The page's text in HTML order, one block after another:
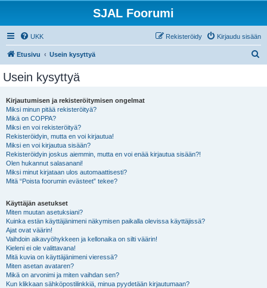
SJAL Foorumi
UKK Kirjaudu sisään
Rekisteröidy
Etusivu Usein kysyttyä
Usein kysyttyä
Kirjautumisen ja rekisteröitymisen ongelmat
Miksi minun pitää rekisteröityä?
Mikä on COPPA?
Miksi en voi rekisteröityä?
Rekisteröidyin, mutta en voi kirjautua!
Miksi en voi kirjautua sisään?
Rekisteröidyin joskus aiemmin, mutta en voi enää kirjautua sisään?!
Olen hukannut salasanani!
Miksi minut kirjataan ulos automaattisesti?
Mitä “Poista foorumin evästeet” tekee?
Käyttäjän asetukset
Miten muutan asetuksiani?
Kuinka estän käyttäjänimeni näkymisen paikalla olevissa käyttäjissä?
Ajat ovat väärin!
Vaihdoin aikavyöhykkeen ja kellonaika on silti väärin!
Kieleni ei ole valittavana!
Mitä kuvia on käyttäjänimeni vieressä?
Miten asetan avataren?
Mikä on arvonimi ja miten vaihdan sen?
Kun klikkaan sähköpostilinkkiä, minua pyydetään kirjautumaan?